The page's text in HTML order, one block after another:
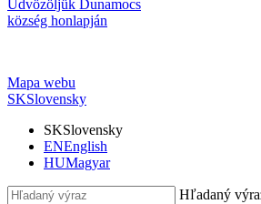
Üdvözöljük Dunamocs
község honlapján
Mapa webu
SKSlovensky
SKSlovensky
ENEnglish
HUMagyar
Hľadaný